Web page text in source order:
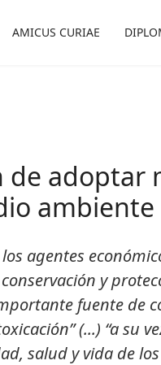
AMICUS CURIAE
de adoptar
ambiente
agentes
y
fuente de
(...) “a su
salud y vida de